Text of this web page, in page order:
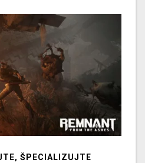
ŠPECIALIZUJTE